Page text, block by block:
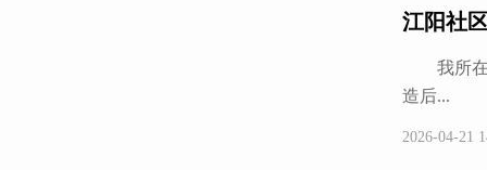
江阳社
我所在
造后...
2026-04-21